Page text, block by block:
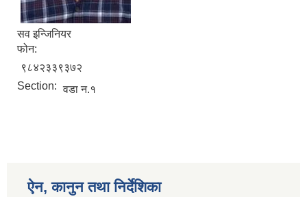
सव इन्जिनियर
फोन:
९८४२३३९३७२
Section: वडा न.१
ऐन, कानुन तथा निर्देशिका